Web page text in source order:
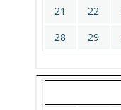
21
22
28
29